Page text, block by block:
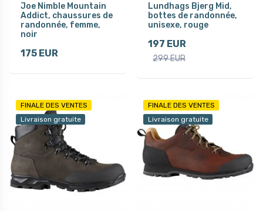
Joe Nimble Mountain
Addict, chaussures de
randonnée, femme,
noir
175 EUR
Lundhags Bjerg Mid,
bottes de randonnée,
unisexe, rouge
197 EUR
299 EUR
FINALE DES VENTES
Livraison gratuite
FINALE DES VENTES
Livraison gratuite